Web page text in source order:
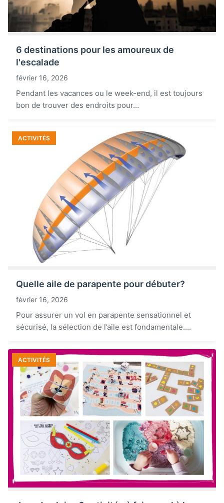
6 destinations pour les amoureux de
l'escalade
février 16, 2026
Pendant les vacances ou le week-end, il est toujours
bon de trouver des endroits pour...
ACTIVITÉS
Quelle aile de parapente pour débuter?
février 16, 2026
Pour assurer un vol en parapente sensationnel et
sécurisé, la sélection de l’aile est fondamentale....
ACTIVITÉS